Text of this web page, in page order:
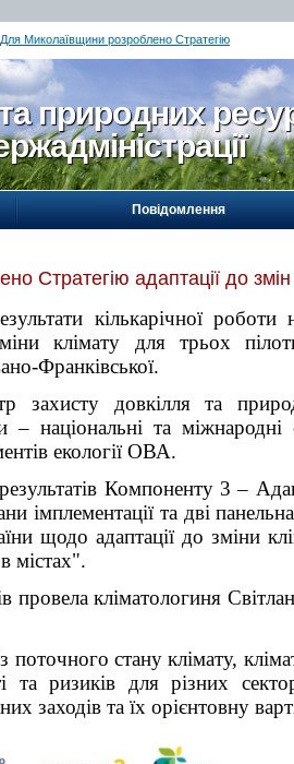
Для Миколаївщини розроблено Стратегію
природних
Повідомлення
Стратегію адаптації до змін
кількарічної
клімату для трьох
Франківської.
захисту довкілля та
національні та міжнародні
екології ОВА.
Компоненту 3 –
імплементації та дві
щодо адаптації до зміни
містах".
провела кліматологиня
поточного стану клімату,
та ризиків для різних
заходів та їх орієнтовну